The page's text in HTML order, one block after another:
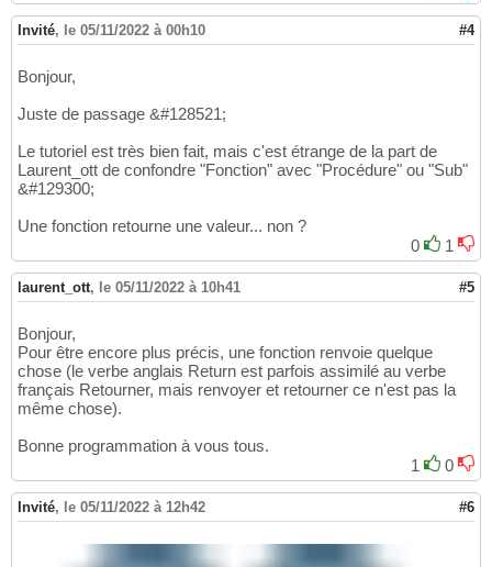
Invité, le 05/11/2022 à 00h10 #4
Bonjour,
Juste de passage &#128521;
Le tutoriel est très bien fait, mais c'est étrange de la part de
Laurent_ott de confondre "Fonction" avec "Procédure" ou "Sub"
&#129300;
Une fonction retourne une valeur... non ?
0
1
laurent_ott, le 05/11/2022 à 10h41 #5
Bonjour,
Pour être encore plus précis, une fonction renvoie quelque
chose (le verbe anglais Return est parfois assimilé au verbe
français Retourner, mais renvoyer et retourner ce n'est pas la
même chose).
Bonne programmation à vous tous.
1
0
Invité, le 05/11/2022 à 12h42 #6